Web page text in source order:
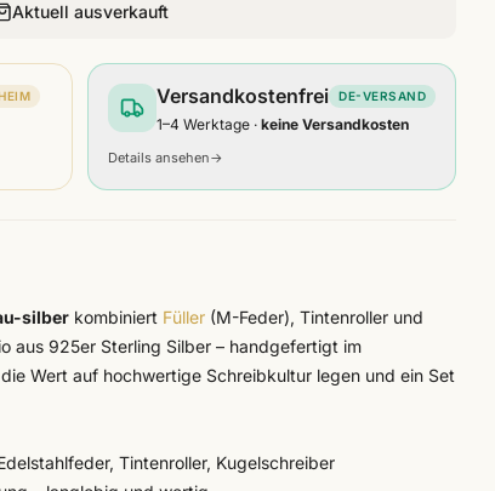
Aktuell ausverkauft
Versandkostenfrei DE-VERSAND
1–4 Werktage · keine Versandkosten
Details ansehen→
silber kombiniert Füller (M-Feder), Tintenroller und
aus 925er Sterling Silber – handgefertigt im
Wert auf hochwertige Schreibkultur legen und ein Set
Tintenroller, Kugelschreiber